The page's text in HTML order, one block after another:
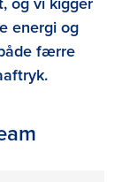
energi og
færre